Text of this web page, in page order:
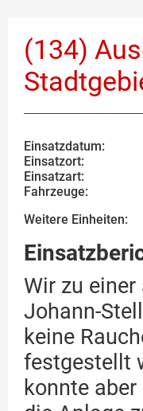
(134)
Einsatzdatum:
Einsatzort:
Einsatzart:
Fahrzeuge:
Weitere Einheiten:
Wir zu
Johann-
keine
festgestellt
konnte